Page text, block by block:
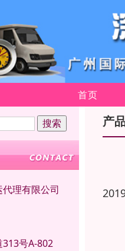
首页
理有限公司
号A-802
产